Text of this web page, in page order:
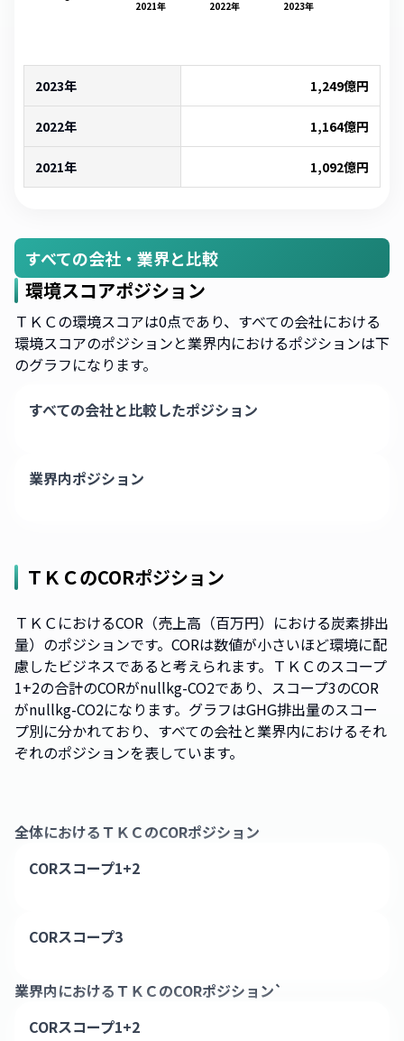
2021年 2022年 2023年
2023年 1,249億円
2022年 1,164億円
2021年 1,092億円
すべての会社・業界と比較
環境スコアポジション
ＴＫＣの環境スコアは0点であり、すべての会社における
環境スコアのポジションと業界内におけるポジションは下
のグラフになります。
すべての会社と比較したポジション
業界内ポジション
ＴＫＣのCORポジション
ＴＫＣにおけるCOR（売上高（百万円）における炭素排出
量）のポジションです。CORは数値が小さいほど環境に配
慮したビジネスであると考えられます。ＴＫＣのスコープ
1+2の合計のCORがnullkg-CO2であり、スコープ3のCOR
がnullkg-CO2になります。グラフはGHG排出量のスコー
プ別に分かれており、すべての会社と業界内におけるそれ
ぞれのポジションを表しています。
全体におけるＴＫＣのCORポジション
CORスコープ1+2
CORスコープ3
業界内におけるＴＫＣのCORポジション`
CORスコープ1+2